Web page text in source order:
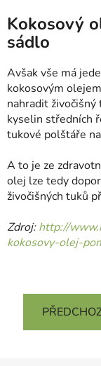
Kokosový
sádlo
Avšak vše má
kokosovým
nahradit
kyselin středních
tukové polštáře
A to je ze
olej lze tedy
živočišných tuků
Zdroj:http://
kokosovy-olej-